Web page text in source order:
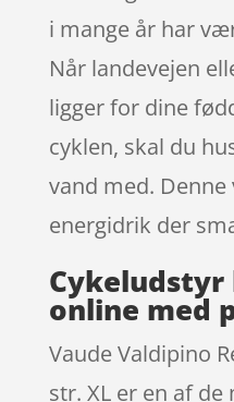
i mange år har
Når landevejen
ligger for dine
cyklen, skal du
vand med.
energidrik der
Cykeludstyr
online med
Vaude Valdipino
str. XL er en af